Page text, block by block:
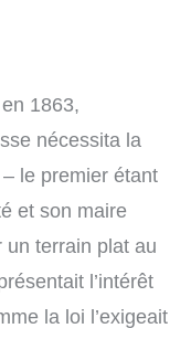
1863,
nécessita la
le premier étant
et son maire
un terrain plat au
l’intérêt
la loi l’exigeait